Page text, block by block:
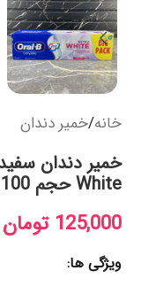
خانه/خمیر دندان
White حجم 100 میل
125,000 تومان
ویژگی ها: